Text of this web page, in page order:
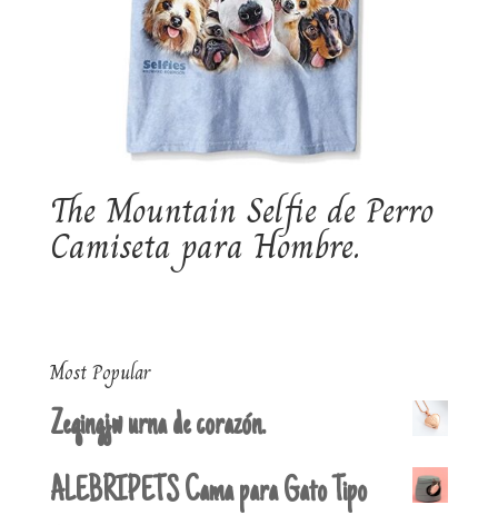
The Mountain Selfie de Perro
Camiseta para Hombre.
Most Popular
Zeqingjw urna de corazón.
ALEBRIPETS Cama para Gato Tipo